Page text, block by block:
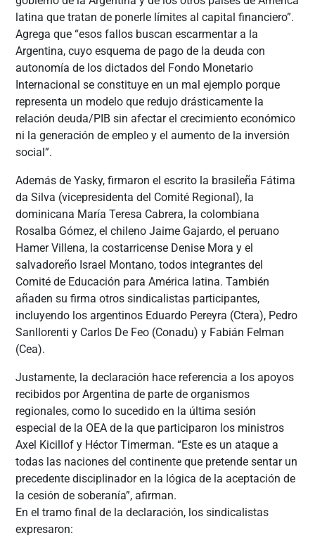
latina que tratan de ponerle límites al capital financiero”.
Agrega que “esos fallos buscan escarmentar a la
Argentina, cuyo esquema de pago de la deuda con
autonomía de los dictados del Fondo Monetario
Internacional se constituye en un mal ejemplo porque
representa un modelo que redujo drásticamente la
relación deuda/PIB sin afectar el crecimiento económico
ni la generación de empleo y el aumento de la inversión
social”.
Además de Yasky, firmaron el escrito la brasileña Fátima
da Silva (vicepresidenta del Comité Regional), la
dominicana María Teresa Cabrera, la colombiana
Rosalba Gómez, el chileno Jaime Gajardo, el peruano
Hamer Villena, la costarricense Denise Mora y el
salvadoreño Israel Montano, todos integrantes del
Comité de Educación para América latina. También
añaden su firma otros sindicalistas participantes,
incluyendo los argentinos Eduardo Pereyra (Ctera), Pedro
Sanllorenti y Carlos De Feo (Conadu) y Fabián Felman
(Cea).
Justamente, la declaración hace referencia a los apoyos
recibidos por Argentina de parte de organismos
regionales, como lo sucedido en la última sesión
especial de la OEA de la que participaron los ministros
Axel Kicillof y Héctor Timerman. “Este es un ataque a
todas las naciones del continente que pretende sentar un
precedente disciplinador en la lógica de la aceptación de
la cesión de soberanía”, afirman.
En el tramo final de la declaración, los sindicalistas
expresaron: